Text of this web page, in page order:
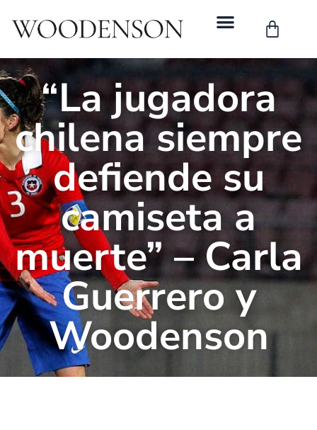
“La jugadora
chilena siempre
defiende su
camiseta a
muerte” – Carla
Guerrero y
Woodenson